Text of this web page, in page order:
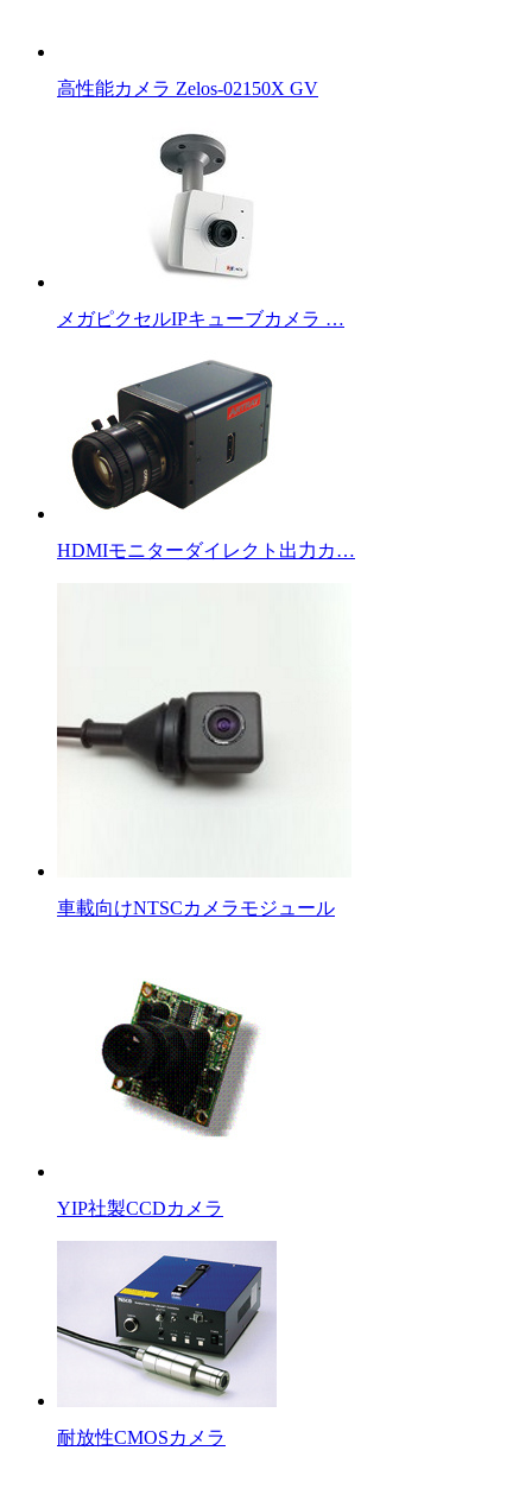
高性能カメラ Zelos-02150X GV
メガピクセルIPキューブカメラ …
HDMIモニターダイレクト出力カ…
車載向けNTSCカメラモジュール
YIP社製CCDカメラ
耐放性CMOSカメラ